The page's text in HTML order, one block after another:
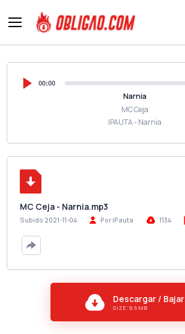
00:00
Narnia
MC Ceja
IPAUTA - Narnia
MC Ceja - Narnia.mp3
Subido 2021-11-04 Por iPauta 1134
Descargar / Bajar
SIZE: 9.5 MB